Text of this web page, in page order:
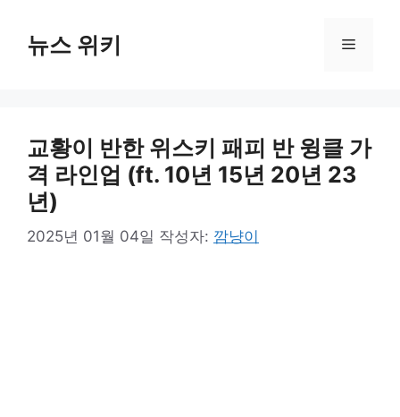
뉴스 위키 메
교황이 반한 위스키 패피 반 윙클 가
격 라인업 (ft. 10년 15년 20년 23
년)
2025년 01월 04일 작성자: 깜냥이